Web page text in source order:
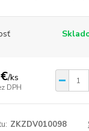
/ks
DPH
ZKZDV010098